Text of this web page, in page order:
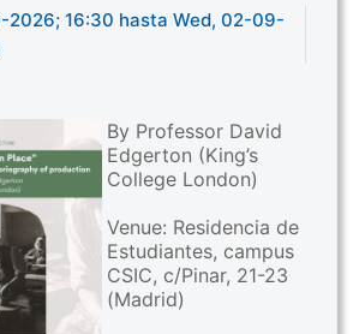
2026; 16:30 hasta Wed, 02-09-
By Professor David
Edgerton (King’s
College London)
Venue: Residencia de
Estudiantes, campus
CSIC, c/Pinar, 21-23
(Madrid)